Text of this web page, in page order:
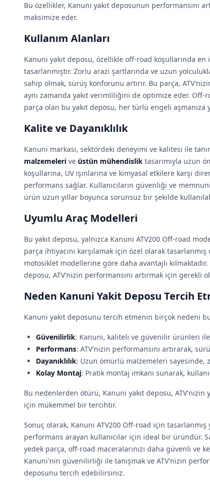
Bu özellikler, Kanuni yakıt deposunun performansını
maksimize eder.
Kullanım Alanları
Kanuni yakıt deposu, özellikle off-road koşullarında
tasarlanmıştır. Zorlu arazi şartlarında ve uzun
sahip olmak, sürüş konforunu artırır. Bu parça,
aynı zamanda yakıt verimliliğini de optimize eder.
parça olan bu yakıt deposu, her türlü engeli aşmanıza
Kalite ve Dayanıklılık
Kanuni markası, sektördeki deneyimi ve kalitesi ile
malzemeleri ve üstün mühendislik tasarımıyla uzun
koşullarına, UV ışınlarına ve kimyasal etkilere karşı
performans sağlar. Kullanıcıların güvenliği ve
ürün uzun yıllar boyunca sorunsuz bir şekilde
Uyumlu Araç Modelleri
Bu yakıt deposu, yalnızca Kanuni ATV200 Off-road
parça ihtiyacını karşılamak için özel olarak
motosiklet modellerine göre daha avantajlı
deposu, ATV'nizin performansını artırmak için gerekli
Neden Kanuni Yakit Deposu Tercih
Kanuni yakıt deposunu tercih etmenin birçok nedeni
Güvenilirlik: Kanuni, kaliteli ve güvenilir ürünleri ile
Performans: ATV'nizin performansını artırarak,
Dayanıklılık: Uzun ömürlü malzemeleri sayesinde,
Kolay Montaj: Pratik montaj imkanı sunarak,
Bu nedenlerden ötürü, Kanuni yakıt deposu, ATV'nizin
için mükemmel bir tercihtir.
Sonuç olarak, Kanuni ATV200 Off-road için tasarlanmış
performans arayan kullanıcılar için ideal bir üründür.
yedek parça, off-road maceralarınızı daha güvenli ve
Kanuni'nin güvenilirliği ile tanışmak ve ATV'nizin
deposunu tercih edebilirsiniz.